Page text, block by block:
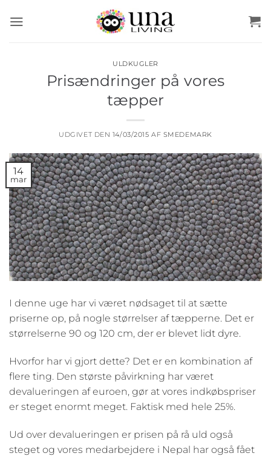
ULDKUGLER
Prisændringer på vores
tæpper
UDGIVET DEN 14/03/2015 AF SMEDEMARK
14
mar
I denne uge har vi været nødsaget til at sætte
priserne op, på nogle størrelser af tæpperne. Det er
størrelserne 90 og 120 cm, der er blevet lidt dyre.
Hvorfor har vi gjort dette? Det er en kombination af
flere ting. Den største påvirkning har været
devalueringen af euroen, gør at vores indkøbspriser
er steget enormt meget. Faktisk med hele 25%.
Ud over devalueringen er prisen på rå uld også
steget og vores medarbejdere i Nepal har også fået